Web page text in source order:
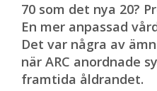
70 som det nya 20?
En mer anpassad
Det var några av
när ARC anordnade
framtida åldrandet.